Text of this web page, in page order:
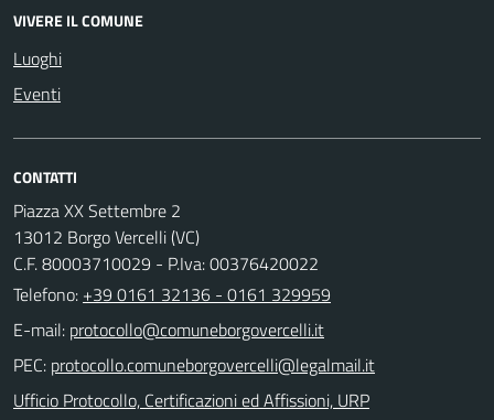
VIVERE IL COMUNE
Luoghi
Eventi
CONTATTI
Piazza XX Settembre 2
13012 Borgo Vercelli (VC)
C.F. 80003710029 - P.Iva: 00376420022
Telefono: +39 0161 32136 - 0161 329959
E-mail:
PEC:
Ufficio Protocollo, Certificazioni ed Affissioni, URP